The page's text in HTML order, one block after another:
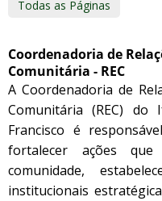
Todas as Páginas
Coordenadoria de
Comunitária - REC
A Coordenadoria de
Comunitária (REC)
Francisco é
fortalecer ações
comunidade,
institucionais